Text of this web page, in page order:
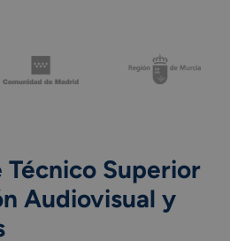
Técnico Superior
Audiovisual y